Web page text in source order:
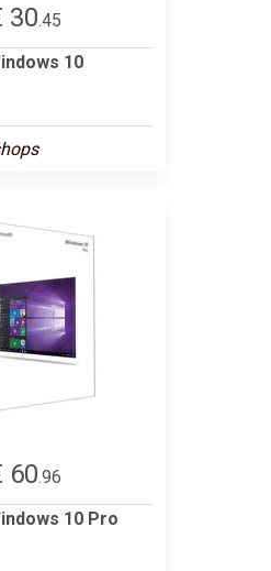
30.45
10
60.96
10 Pro